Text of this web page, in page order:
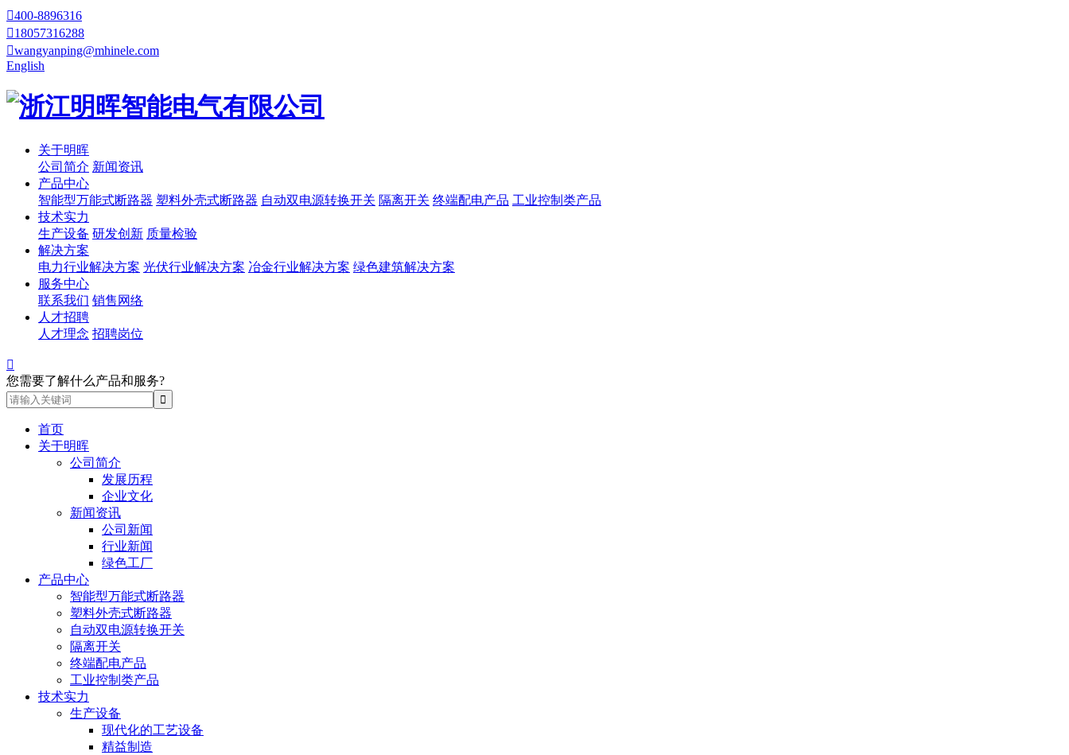
400-8896316
18057316288
wangyanping@mhinele.com
English
关于明晖
公司简介 新闻资讯
产品中心
智能型万能式断路器 塑料外壳式断路器 自动双电源转换开关 隔离开关 终端配电产品 工业控制类产品
技术实力
生产设备 研发创新 质量检验
解决方案
电力行业解决方案 光伏行业解决方案 冶金行业解决方案 绿色建筑解决方案
服务中心
联系我们 销售网络
人才招聘
人才理念 招聘岗位

您需要了解什么产品和服务?
首页
关于明晖
公司简介
发展历程
企业文化
新闻资讯
公司新闻
行业新闻
绿色工厂
产品中心
智能型万能式断路器
塑料外壳式断路器
自动双电源转换开关
隔离开关
终端配电产品
工业控制类产品
技术实力
生产设备
现代化的工艺设备
精益制造